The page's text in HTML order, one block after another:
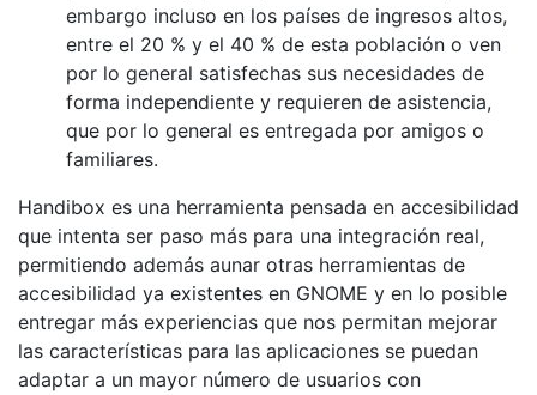
embargo incluso en los países de ingresos altos,
entre el 20 % y el 40 % de esta población o ven
por lo general satisfechas sus necesidades de
forma independiente y requieren de asistencia,
que por lo general es entregada por amigos o
familiares.
Handibox es una herramienta pensada en accesibilidad
que intenta ser paso más para una integración real,
permitiendo además aunar otras herramientas de
accesibilidad ya existentes en GNOME y en lo posible
entregar más experiencias que nos permitan mejorar
las características para las aplicaciones se puedan
adaptar a un mayor número de usuarios con